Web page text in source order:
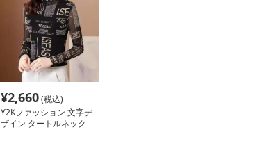
¥2,660(税込)
Y2Kファッション 文字デ
ザイン タートルネック